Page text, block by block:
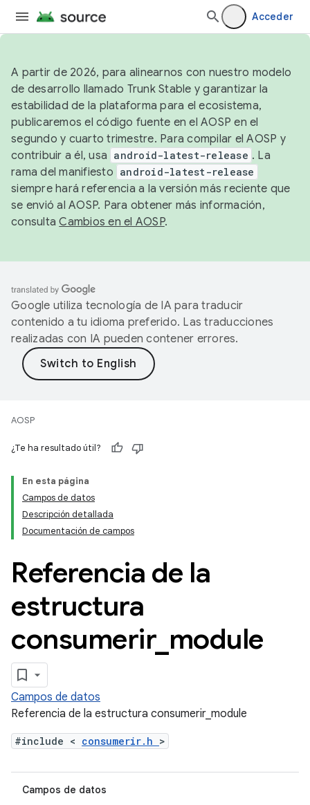
Acceder
A partir de 2026, para alinearnos con nuestro modelo
de desarrollo llamado Trunk Stable y garantizar la
estabilidad de la plataforma para el ecosistema,
publicaremos el código fuente en el AOSP en el
segundo y cuarto trimestre. Para compilar el AOSP y
contribuir a él, usa android-latest-release . La
rama del manifiesto android-latest-release
siempre hará referencia a la versión más reciente que
se envió al AOSP. Para obtener más información,
consultaCambios en el AOSP.
Google utiliza tecnología de IA para traducir
contenido a tu idioma preferido. Las traducciones
realizadas con IA pueden contener errores.
AOSP
¿Te ha resultado útil?
En esta página
Campos de datos
Descripción detallada
Documentación de campos
Referencia de la
estructura
consumerir_ module
Campos de datos
Referencia de la estructura consumerir_module
#include < consumerir.h >
Campos de datos